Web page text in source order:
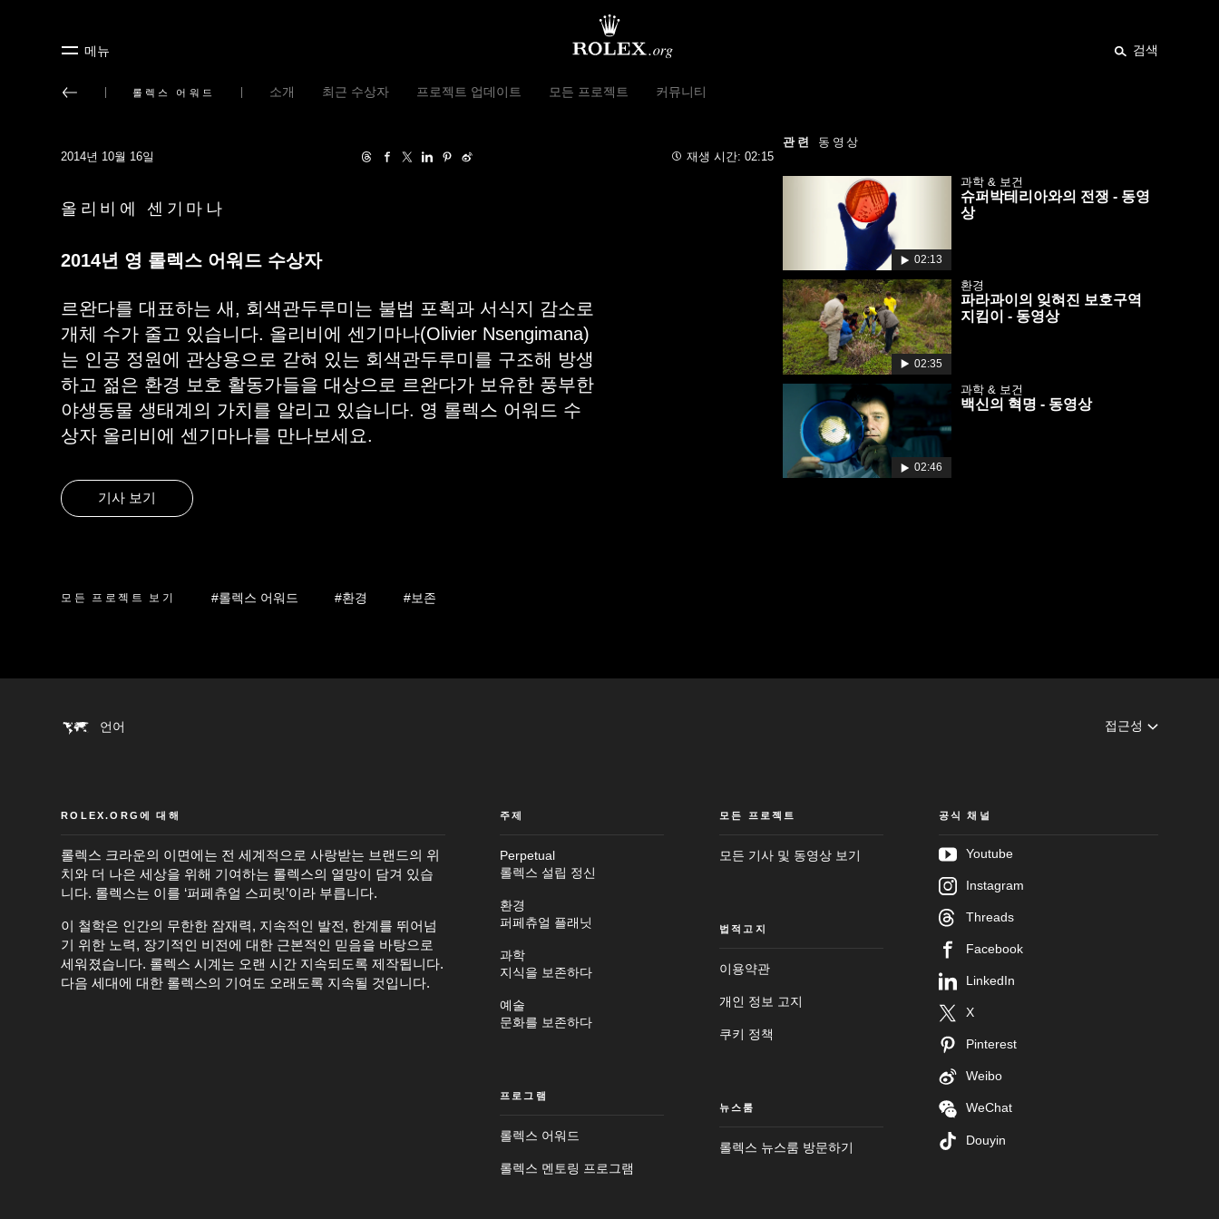
인 바
메뉴 검색
롤렉스 어워드 소개 최근 수상자 프로젝트 업데이트 모든 프로젝트 커뮤니티
2014년 10월 16일 재생 시간: 02:15
올리비에 센기마나
2014년 영 롤렉스 어워드 수상자
르완다를 대표하는 새, 회색관두루미는 불법 포획과 서식지 감소로
개체 수가 줄고 있습니다. 올리비에 센기마나(Olivier Nsengimana)
는 인공 정원에 관상용으로 갇혀 있는 회색관두루미를 구조해 방생
하고 젊은 환경 보호 활동가들을 대상으로 르완다가 보유한 풍부한
야생동물 생태계의 가치를 알리고 있습니다. 영 롤렉스 어워드 수
상자 올리비에 센기마나를 만나보세요.
기사 보기
관련 동영상
02:13
과학 & 보건
슈퍼박테리아와의 전쟁 - 동영
상
02:35
환경
파라과이의 잊혀진 보호구역
지킴이 - 동영상
02:46
과학 & 보건
백신의 혁명 - 동영상
모든 프로젝트 보기 #롤렉스 어워드 #환경 #보존
언어 접근성
ROLEX.ORG에 대해
롤렉스 크라운의 이면에는 전 세계적으로 사랑받는 브랜드의 위
치와 더 나은 세상을 위해 기여하는 롤렉스의 열망이 담겨 있습
니다. 롤렉스는 이를 ‘퍼페츄얼 스피릿’이라 부릅니다.
이 철학은 인간의 무한한 잠재력, 지속적인 발전, 한계를 뛰어넘
기 위한 노력, 장기적인 비전에 대한 근본적인 믿음을 바탕으로
세워졌습니다. 롤렉스 시계는 오랜 시간 지속되도록 제작됩니다.
다음 세대에 대한 롤렉스의 기여도 오래도록 지속될 것입니다.
주제
Perpetual
롤렉스 설립 정신
환경
퍼페츄얼 플래닛
과학
지식을 보존하다
예술
문화를 보존하다
프로그램
롤렉스 어워드
롤렉스 멘토링 프로그램
모든 프로젝트
모든 기사 및 동영상 보기
법적고지
이용약관
개인 정보 고지
쿠키 정책
뉴스룸
롤렉스 뉴스룸 방문하기
공식 채널
Youtube
Instagram
Threads
Facebook
LinkedIn
X
Pinterest
Weibo
WeChat
Douyin